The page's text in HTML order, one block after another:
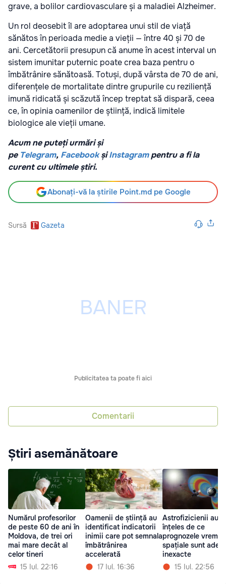
grave, a bolilor cardiovasculare și a maladiei Alzheimer.
Un rol deosebit îl are adoptarea unui stil de viață
sănătos în perioada medie a vieții — între 40 și 70 de
ani. Cercetătorii presupun că anume în acest interval un
sistem imunitar puternic poate crea baza pentru o
îmbătrânire sănătoasă. Totuși, după vârsta de 70 de ani,
diferențele de mortalitate dintre grupurile cu reziliență
imună ridicată și scăzută încep treptat să dispară, ceea
ce, în opinia oamenilor de știință, indică limitele
biologice ale vieții umane.
Acum ne puteți urmări și
pe Telegram, Facebook șiInstagrampentru a fi la
curent cu ultimele știri.
Abonați-vă la știrile Point.md pe Google
Sursă Gazeta
Publicitatea ta poate fi aici
Comentarii
Știri asemănătoare
Numărul profesorilor
de peste 60 de ani în
Moldova, de trei ori
mai mare decât al
celor tineri
15 Iul. 22:16
Oamenii de știință au
identificat indicatorii
inimii care pot semnala
îmbătrânirea
accelerată
17 Iul. 16:36
Astrofizicienii au
înțeles de ce
prognozele vremii
spațiale sunt
inexacte
15 Iul. 22:56